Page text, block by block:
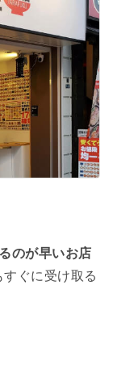
のが早いお店
ぐに受け取る